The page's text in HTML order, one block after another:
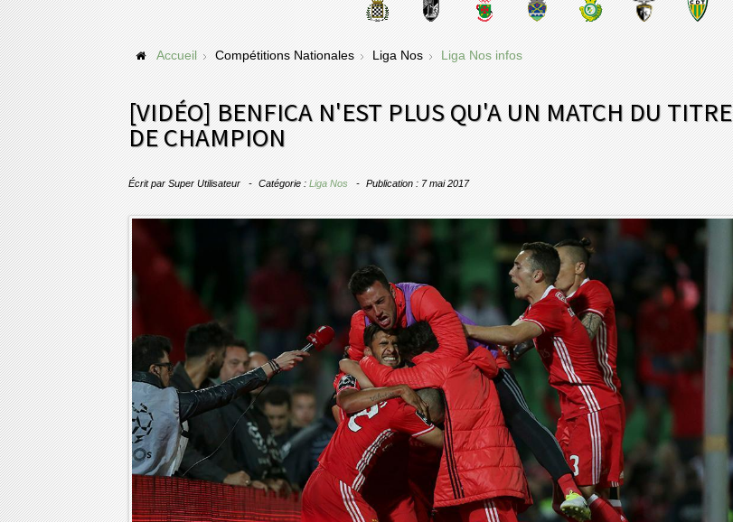
Accueil Compétitions Nationales Liga Nos Liga Nos infos
[VIDÉO] BENFICA N'EST PLUS QU'A UN MATCH DU TITRE
DE CHAMPION
Écrit par Super Utilisateur Catégorie : Liga Nos Publication : 7 mai 2017